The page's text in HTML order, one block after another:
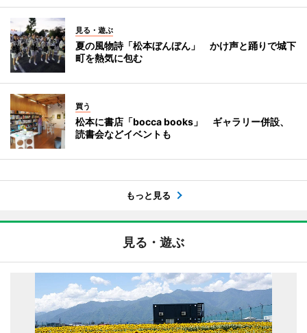
見る・遊ぶ
夏の風物詩「松本ぼんぼん」 かけ声と踊りで城下
町を熱気に包む
買う
松本に書店「bocca books」 ギャラリー併設、
読書会などイベントも
もっと見る
見る・遊ぶ